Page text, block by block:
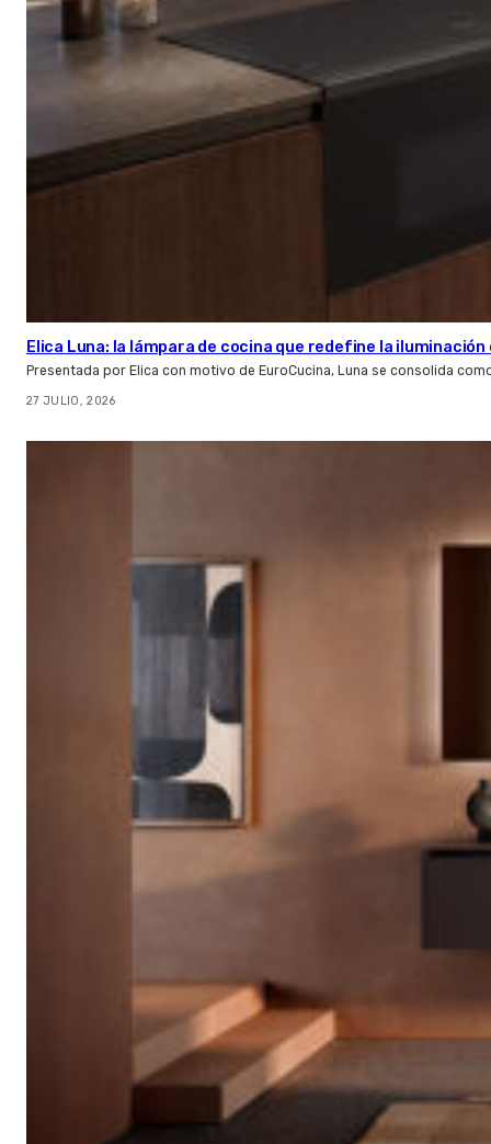
Elica Luna: la lámpara de cocina que redefine la
Presentada por Elica con motivo de EuroCucina, Luna se consolida
27 JULIO, 2026